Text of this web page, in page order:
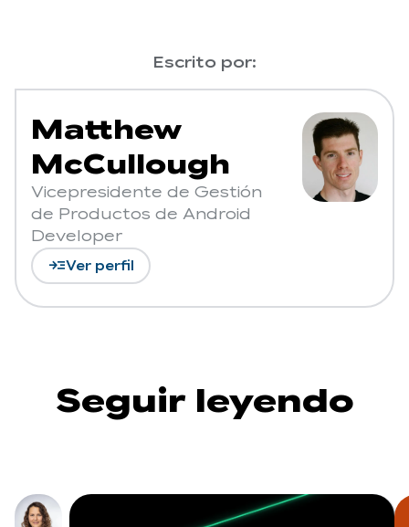
Escrito por:
Matthew
McCullough
Vicepresidente de Gestión
de Productos de Android
Developer
read_moreVer perfil
Seguir leyendo